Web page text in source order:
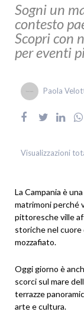
Sogni un
contesto
Scopri con
per eventi
Paola
Visualizzazioni
La Campania è
matrimoni perché
pittoresche ville
storiche nel
mozzafiato.
Oggi giorno è
scorci sul mare
terrazze
arte e cultura.